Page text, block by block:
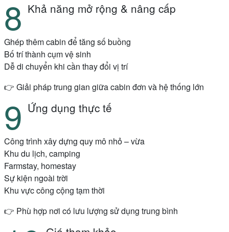
Khả năng mở rộng & nâng cấp
Ghép thêm cabin để tăng số buồng
Bố trí thành cụm vệ sinh
Dễ di chuyển khi cần thay đổi vị trí
👉 Giải pháp trung gian giữa cabin đơn và hệ thống lớn
Ứng dụng thực tế
Công trình xây dựng quy mô nhỏ – vừa
Khu du lịch, camping
Farmstay, homestay
Sự kiện ngoài trời
Khu vực công cộng tạm thời
👉 Phù hợp nơi có lưu lượng sử dụng trung bình